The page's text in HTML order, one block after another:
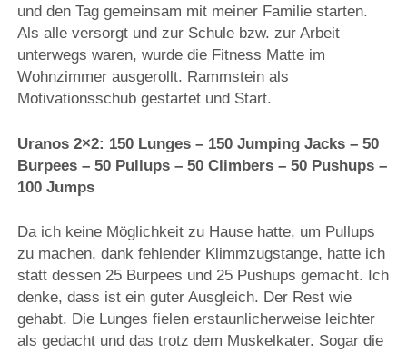
und den Tag gemeinsam mit meiner Familie starten.
Als alle versorgt und zur Schule bzw. zur Arbeit
unterwegs waren, wurde die Fitness Matte im
Wohnzimmer ausgerollt. Rammstein als
Motivationsschub gestartet und Start.
Uranos 2×2: 150 Lunges – 150 Jumping Jacks – 50
Burpees – 50 Pullups – 50 Climbers – 50 Pushups –
100 Jumps
Da ich keine Möglichkeit zu Hause hatte, um Pullups
zu machen, dank fehlender Klimmzugstange, hatte ich
statt dessen 25 Burpees und 25 Pushups gemacht. Ich
denke, dass ist ein guter Ausgleich. Der Rest wie
gehabt. Die Lunges fielen erstaunlicherweise leichter
als gedacht und das trotz dem Muskelkater. Sogar die